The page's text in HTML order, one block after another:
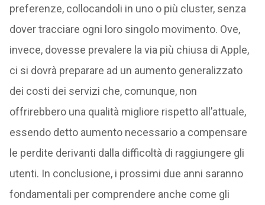
preferenze, collocandoli in uno o più cluster, senza
dover tracciare ogni loro singolo movimento. Ove,
invece, dovesse prevalere la via più chiusa di Apple,
ci si dovrà preparare ad un aumento generalizzato
dei costi dei servizi che, comunque, non
offrirebbero una qualità migliore rispetto all’attuale,
essendo detto aumento necessario a compensare
le perdite derivanti dalla difficoltà di raggiungere gli
utenti. In conclusione, i prossimi due anni saranno
fondamentali per comprendere anche come gli